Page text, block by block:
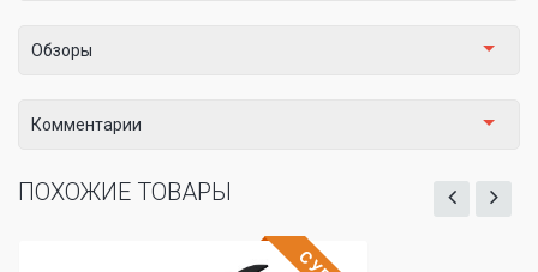
Обзоры
Комментарии
ПОХОЖИЕ ТОВАРЫ